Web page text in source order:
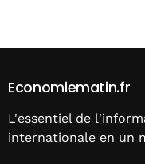
Economiematin.fr
L'essentiel de
internationale en un